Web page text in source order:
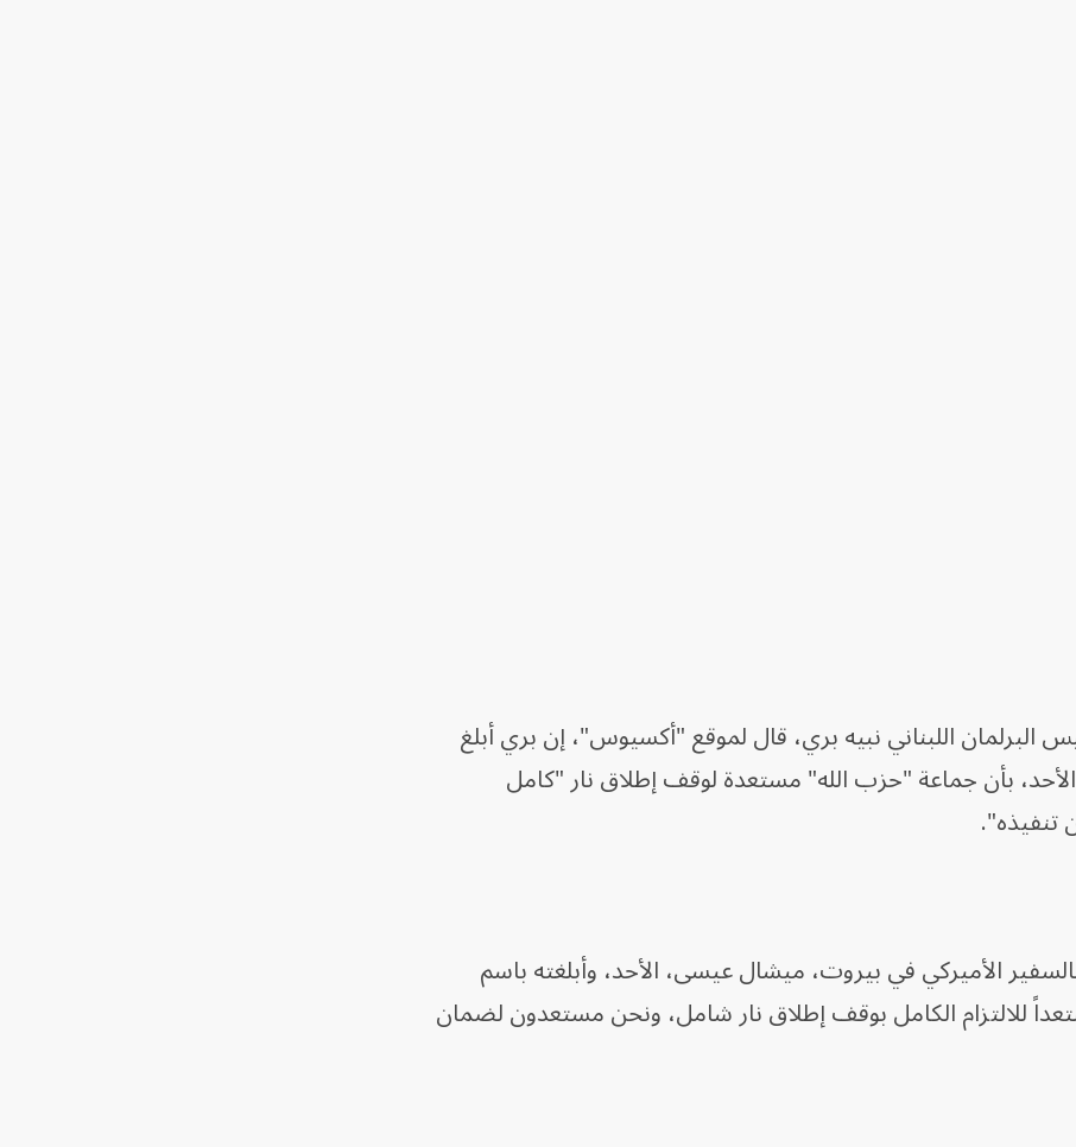
اللبناني نبيه بري، قال لموقع "أكسيوس"، إن بري أبلغ
الأحد، بأن جماعة "حزب الله" مستعدة لوقف إطلاق نار "كامل
تنفيذه".
الأميركي في بيروت، ميشال عيسى، الأحد، وأبلغته باسم
للالتزام الكامل بوقف إطلاق نار شامل، ونحن مستعدون لضمان